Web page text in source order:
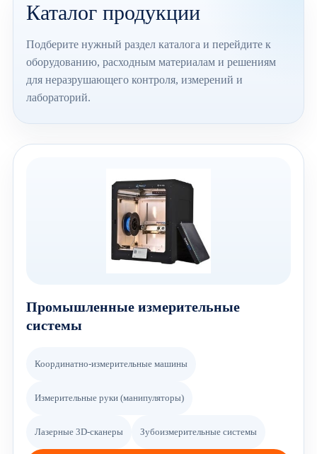
Каталог продукции
Подберите нужный раздел каталога и перейдите к
оборудованию, расходным материалам и решениям
для неразрушающего контроля, измерений и
лабораторий.
Промышленные измерительные
системы
Координатно-измерительные машины
Измерительные руки (манипуляторы)
Лазерные 3D-сканеры Зубоизмерительные системы